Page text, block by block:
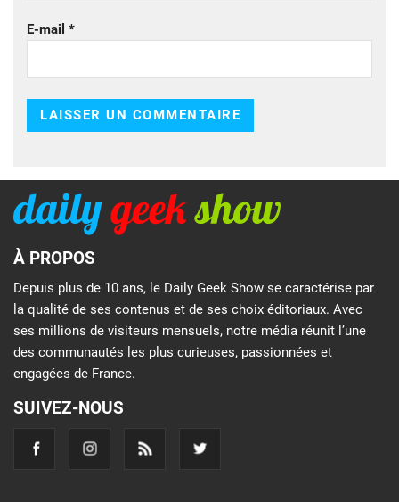
E-mail *
À PROPOS
Depuis plus de 10 ans, le Daily Geek Show se caractérise par
la qualité de ses contenus et de ses choix éditoriaux. Avec
ses millions de visiteurs mensuels, notre média réunit l’une
des communautés les plus curieuses, passionnées et
engagées de France.
SUIVEZ-NOUS